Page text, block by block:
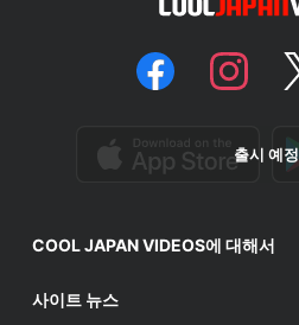
출시 예정
COOL JAPAN VIDEOS에 대해서
사이트 뉴스